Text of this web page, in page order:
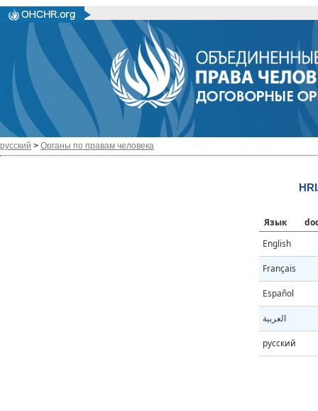
русский > Органы по правам человека
Язык
English
Français
Español
العربية
русский